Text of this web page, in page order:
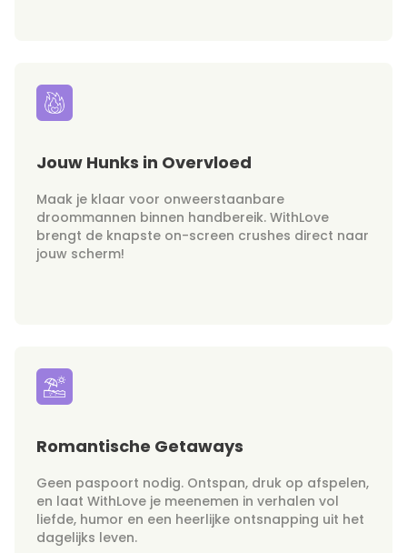
Jouw Hunks in Overvloed
Maak je klaar voor onweerstaanbare
droommannen binnen handbereik. WithLove
brengt de knapste on-screen crushes direct naar
jouw scherm!
Romantische Getaways
Geen paspoort nodig. Ontspan, druk op afspelen,
en laat WithLove je meenemen in verhalen vol
liefde, humor en een heerlijke ontsnapping uit het
dagelijks leven.